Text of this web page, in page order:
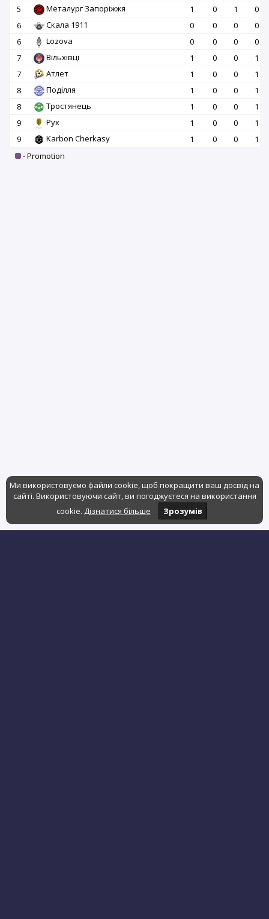
5
Металург Запоріжжя 1 0 1
0
6
Скала 1911 0 0 0
0
6
Lozova 0 0 0
0
7
Вільхівці 1 0 0
1
7
Атлет 1 0 0
1
8
Поділля 1 0 0
1
8
Тростянець 1 0 0
1
9
Рух 1 0 0
1
9
Karbon Cherkasy 1 0 0
1
- Promotion
Ми використовуємо файли cookie, щоб покращити ваш досвід на
сайті. Використовуючи сайт, ви погоджуєтеся на використання
cookie. Дізнатися більше Зрозумів